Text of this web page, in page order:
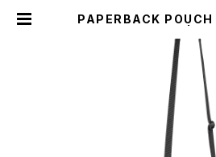
PAPERBACK POUCH